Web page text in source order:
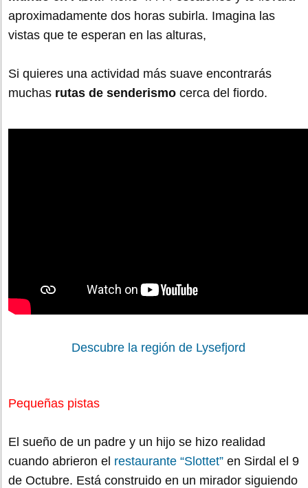
aproximadamente dos horas subirla. Imagina las
vistas que te esperan en las alturas,
Si quieres una actividad más suave encontrarás
muchas rutas de senderismo cerca del fiordo.
Descubre la región de Lysefjord
Pequeñas pistas
El sueño de un padre y un hijo se hizo realidad
cuando abrieron el restaurante “Slottet” en Sirdal el 9
de Octubre. Está construido en un mirador siguiendo